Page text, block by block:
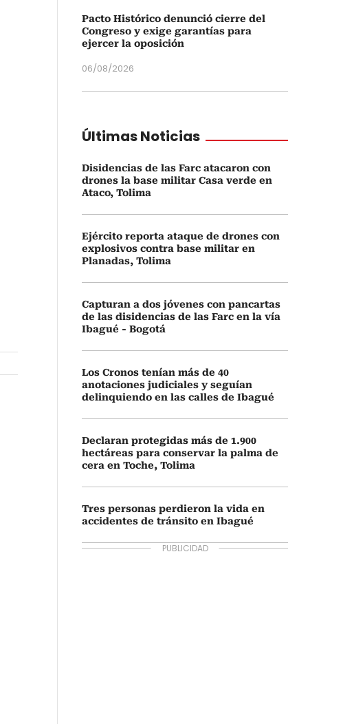
Pacto Histórico denunció cierre del
Congreso y exige garantías para
ejercer la oposición
06/08/2026
Últimas Noticias
Disidencias de las Farc atacaron con
drones la base militar Casa verde en
Ataco, Tolima
Ejército reporta ataque de drones con
explosivos contra base militar en
Planadas, Tolima
Capturan a dos jóvenes con pancartas
de las disidencias de las Farc en la vía
Ibagué - Bogotá
Los Cronos tenían más de 40
anotaciones judiciales y seguían
delinquiendo en las calles de Ibagué
Declaran protegidas más de 1.900
hectáreas para conservar la palma de
cera en Toche, Tolima
Tres personas perdieron la vida en
accidentes de tránsito en Ibagué